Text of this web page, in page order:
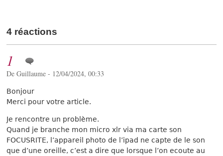
4 réactions
1
De Guillaume - 12/04/2024, 00:33
Bonjour
Merci pour votre article.
Je rencontre un problème.
Quand je branche mon micro xlr via ma carte son
FOCUSRITE, l’appareil photo de l’ipad ne capte de le son
que d’une oreille, c’est a dire que lorsque l’on ecoute au